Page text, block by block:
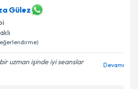
Gülez
uzman işinde iyi seanslar
Devamı